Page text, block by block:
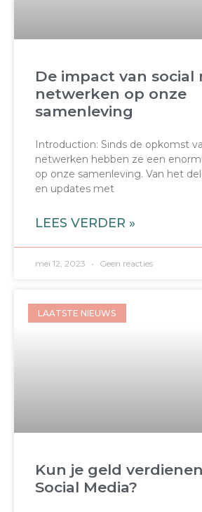
De impact van social
netwerken op onze
samenleving
Introduction: Sinds de opkomst
netwerken hebben ze een
op onze samenleving. Van het
en updates met
LEES VERDER »
mei 12, 2023 Geen reacties
LAATSTE NIEUWS
Kun je geld
Social Media?